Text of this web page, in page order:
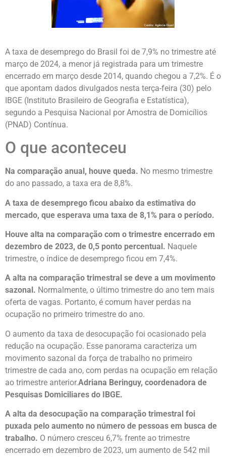
A taxa de desemprego do Brasil foi de 7,9% no trimestre até
março de 2024, a menor já registrada para um trimestre
encerrado em março desde 2014, quando chegou a 7,2%. É o
que apontam dados divulgados nesta terça-feira (30) pelo
IBGE (Instituto Brasileiro de Geografia e Estatística),
segundo a Pesquisa Nacional por Amostra de Domicílios
(PNAD) Contínua.
O que aconteceu
Na comparação anual, houve queda. No mesmo trimestre
do ano passado, a taxa era de 8,8%.
A taxa de desemprego ficou abaixo da estimativa do
mercado, que esperava uma taxa de 8,1% para o período.
Houve alta na comparação com o trimestre encerrado em
dezembro de 2023, de 0,5 ponto percentual. Naquele
trimestre, o índice de desemprego ficou em 7,4%.
A alta na comparação trimestral se deve a um movimento
sazonal. Normalmente, o último trimestre do ano tem mais
oferta de vagas. Portanto, é comum haver perdas na
ocupação no primeiro trimestre do ano.
O aumento da taxa de desocupação foi ocasionado pela
redução na ocupação. Esse panorama caracteriza um
movimento sazonal da força de trabalho no primeiro
trimestre de cada ano, com perdas na ocupação em relação
ao trimestre anterior.Adriana Beringuy, coordenadora de
Pesquisas Domiciliares do IBGE.
A alta da desocupação na comparação trimestral foi
puxada pelo aumento no número de pessoas em busca de
trabalho. O número cresceu 6,7% frente ao trimestre
encerrado em dezembro de 2023, um aumento de 542 mil